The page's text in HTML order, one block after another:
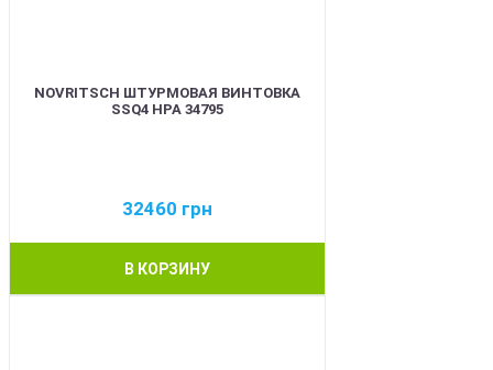
NOVRITSCH ШТУРМОВАЯ ВИНТОВКА
SSQ4 HPA 34795
32460 грн
В КОРЗИНУ